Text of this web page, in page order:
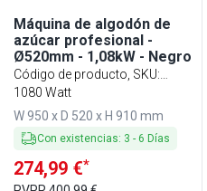
Máquina de algodón de
azúcar profesional -
Ø520mm - 1,08kW - Negro
Código de producto, SKU:
ZWET52S
1080 Watt
W 950 x D 520 x H 910 mm
Con existencias: 3 - 6 Días
274,99 €*